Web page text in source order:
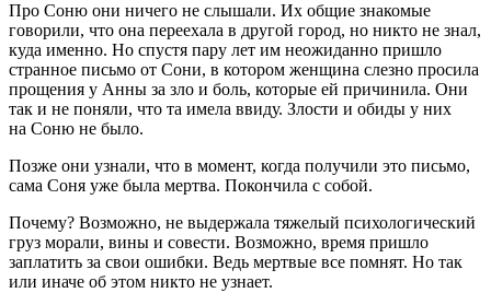
Про Соню они ничего не слышали. Их общие знакомые
говорили, что она переехала в другой город, но никто не знал,
куда именно. Но спустя пару лет им неожиданно пришло
странное письмо от Сони, в котором женщина слезно просила
прощения у Анны за зло и боль, которые ей причинила. Они
так и не поняли, что та имела ввиду. Злости и обиды у них
на Соню не было.
Позже они узнали, что в момент, когда получили это письмо,
сама Соня уже была мертва. Покончила с собой.
Почему? Возможно, не выдержала тяжелый психологический
груз морали, вины и совести. Возможно, время пришло
заплатить за свои ошибки. Ведь мертвые все помнят. Но так
или иначе об этом никто не узнает.